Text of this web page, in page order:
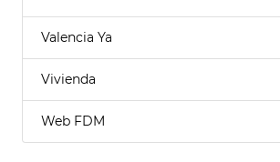
Valencia Ya
Vivienda
Web FDM